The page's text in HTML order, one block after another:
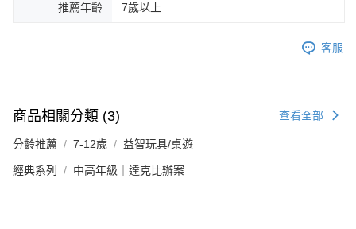
推薦年齡 7歲以上
客服
商品相關分類 (3) 查看全部
分齡推薦 7-12歲 益智玩具/桌遊
經典系列 中高年級｜達克比辦案